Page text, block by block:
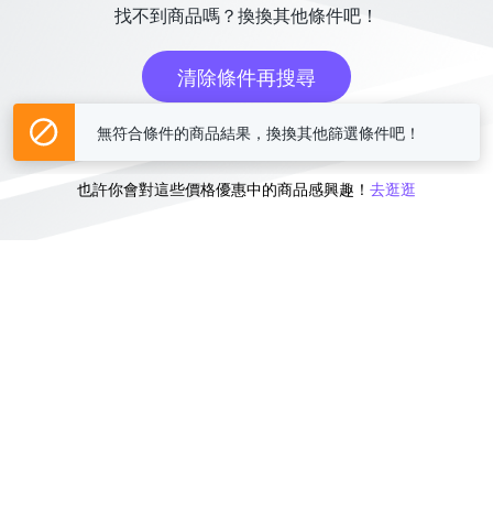
找不到商品嗎？換換其他條件吧！
清除條件再搜尋
或
也許你會對這些價格優惠中的商品感興趣！ 去逛逛
無符合條件的商品結果，換換其他篩選條件吧！